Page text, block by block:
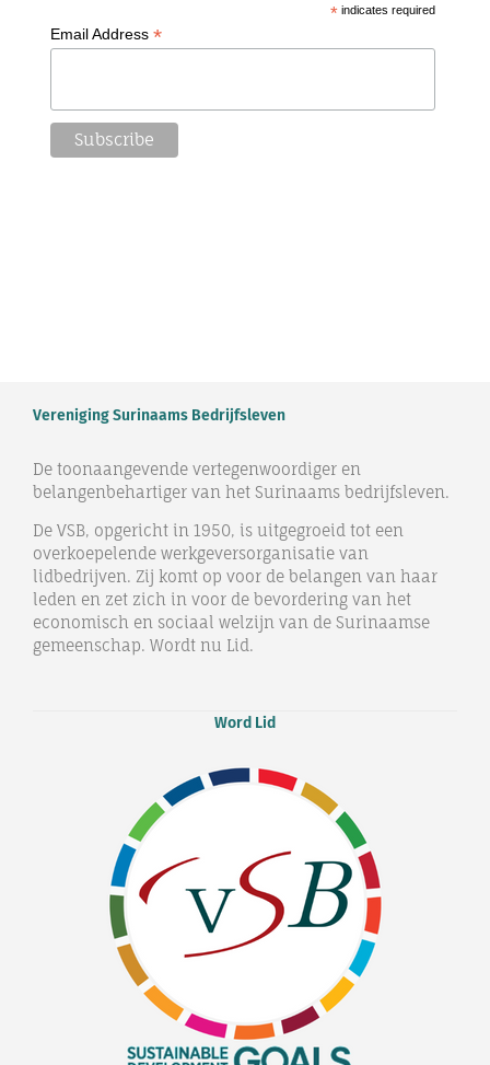
* indicates required
Email Address*
Vereniging Surinaams Bedrijfsleven
De toonaangevende vertegenwoordiger en
belangenbehartiger van het Surinaams bedrijfsleven.
De VSB, opgericht in 1950, is uitgegroeid tot een
overkoepelende werkgeversorganisatie van
lidbedrijven. Zij komt op voor de belangen van haar
leden en zet zich in voor de bevordering van het
economisch en sociaal welzijn van de Surinaamse
gemeenschap. Wordt nu Lid.
Word Lid